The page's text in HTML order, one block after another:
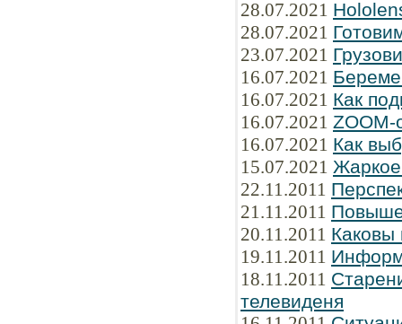
28.07.2021
28.07.2021
23.07.2021
16.07.2021
16.07.2021 Как
16.07.2021 ZOOM-
16.07.2021 Как
15.07.2021
22.11.2011
21.11.2011
20.11.2011 Каковы
19.11.2011
18.11.2011
телевиденя